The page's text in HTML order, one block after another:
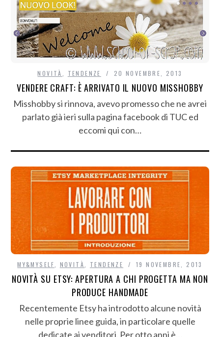
NOVITÀ TENDENZE 20 NOVEMBRE, 2013
VENDERE CRAFT: È ARRIVATO IL NUOVO MISSHOBBY
Misshobby si rinnova, avevo promesso che ne avrei
parlato già ieri sulla pagina facebook di TUC ed
eccomi qui con…
MY&MYSELF NOVITÀ TENDENZE 19 NOVEMBRE, 2013
NOVITÀ SU ETSY: APERTURA A CHI PROGETTA MA NON
PRODUCE HANDMADE
Recentemente Etsy ha introdotto alcune novità
nelle proprie linee guida, in particolare quelle
dedicate ai venditori. Per otto anni è…